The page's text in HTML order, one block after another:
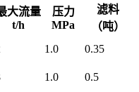
大流量
t/h
压力
MPa
滤料
（吨）
1.0
0.35
1.0
0.5